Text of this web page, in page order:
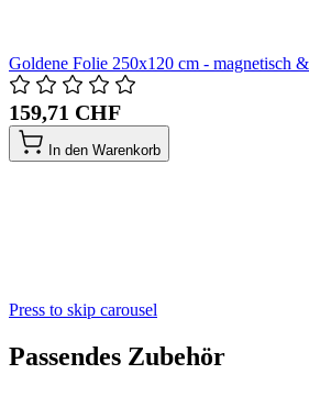
Goldene Folie 250x120 cm - magnetisch
159,71 CHF
In den Warenkorb
Press to skip carousel
Passendes Zubehör